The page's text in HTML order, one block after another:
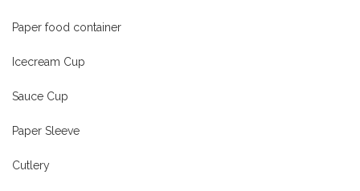
Paper food container
Icecream Cup
Sauce Cup
Paper Sleeve
Cutlery